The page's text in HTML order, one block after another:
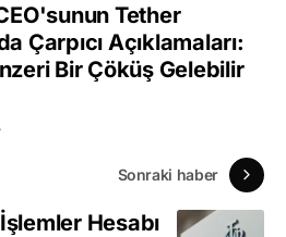
Tether
Çarpıcı Açıklamaları:
Bir Çöküş Gelebilir
Sonraki haber
Hesabı